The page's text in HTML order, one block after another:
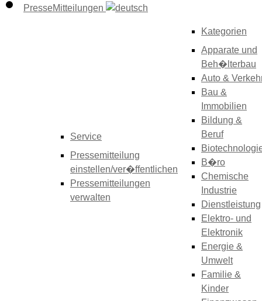
PresseMitteilungen
Service
Pressemitteilung
einstellen/ver�ffentlichen
Pressemitteilungen
verwalten
Kategorien
Apparate und
Beh�lterbau
Auto &
Bau &
Immobilien
Bildung &
Beruf
B�ro
Chemische
Industrie
Dienstleistung
Elektro- und
Elektronik
Energie &
Umwelt
Familie &
Kinder